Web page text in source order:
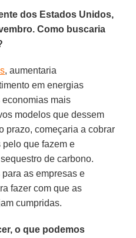
dos Estados Unidos,
Como buscaria
, aumentaria
em energias
mais
modelos que dessem
prazo, começaria a cobrar
que fazem e
de carbono.
as empresas e
fazer com que as
cumpridas.
o que podemos